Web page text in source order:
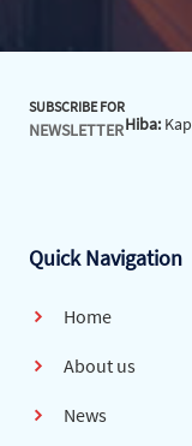
SUBSCRIBE FOR
NEWSLETTERHiba:
Quick Navigation
Home
About us
News